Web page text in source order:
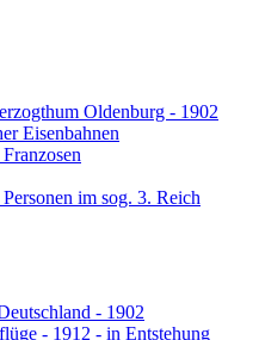
Oldenburg - 1902
Eisenbahnen
im sog. 3. Reich
- 1902
- 1912 - in Entstehung